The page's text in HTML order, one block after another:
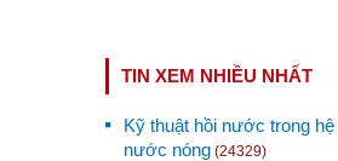
TIN XEM NHIỀU NHẤT
Kỹ thuật hồi nước trong hệ
nước nóng (24329)